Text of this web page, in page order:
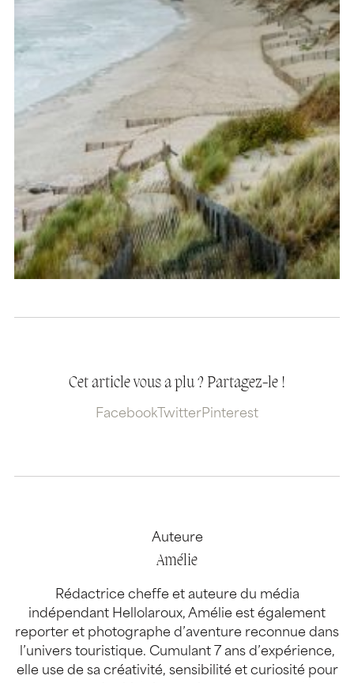
Cet article vous a plu ? Partagez-le !
Facebook TwitterPinterest
Auteure
Amélie
Rédactrice cheffe et auteure du média
indépendant Hellolaroux, Amélie est également
reporter et photographe d’aventure reconnue dans
l’univers touristique. Cumulant 7 ans d’expérience,
elle use de sa créativité, sensibilité et curiosité pour